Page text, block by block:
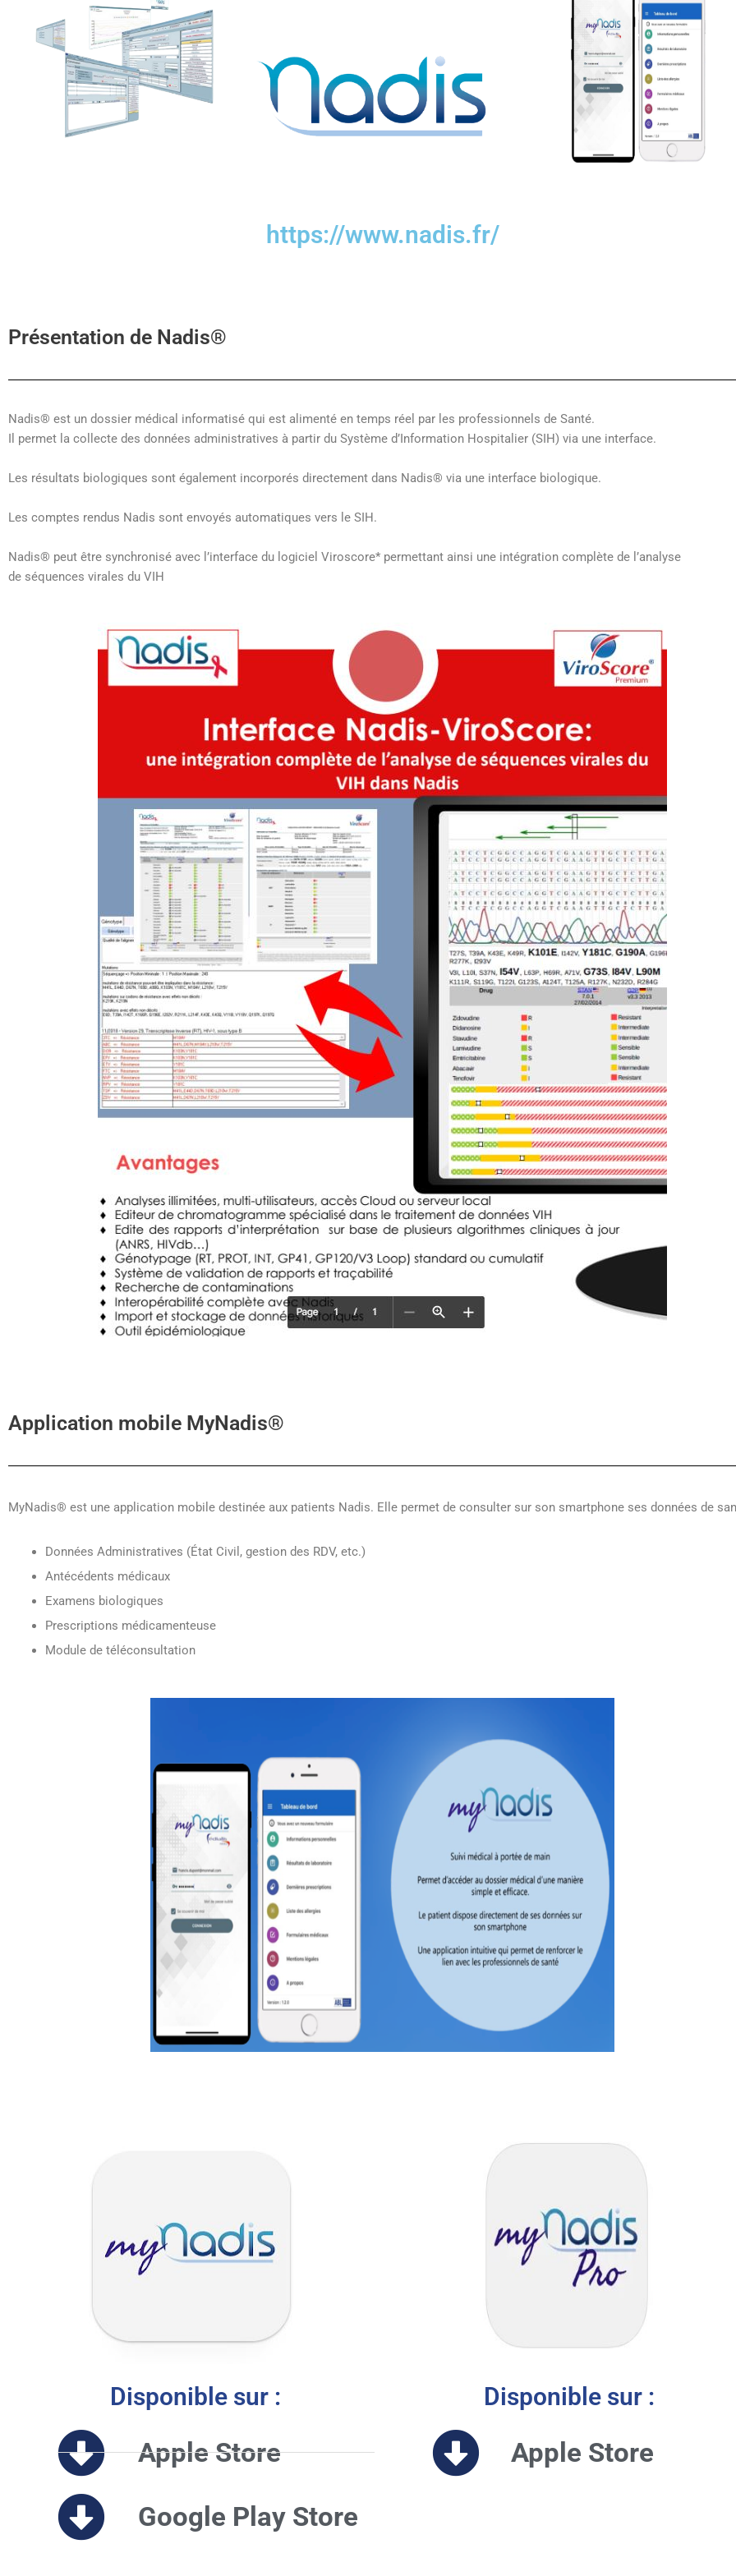
https://www.nadis.fr/
Présentation de Nadis®
Nadis® est un dossier médical informatisé qui est alimenté en temps réel par les professionnels de Santé.
Il permet la collecte des données administratives à partir du Système d’Information Hospitalier (SIH) via une interface.
Les résultats biologiques sont également incorporés directement dans Nadis® via une interface biologique.
Les comptes rendus Nadis sont envoyés automatiques vers le SIH.
Nadis® peut être synchronisé avec l’interface du logiciel Viroscore* permettant ainsi une intégration complète de l’analyse
de séquences virales du VIH
Application mobile MyNadis®
MyNadis® est une application mobile destinée aux patients Nadis. Elle permet de consulter sur son smartphone ses données de
Données Administratives (État Civil, gestion des RDV, etc.)
Antécédents médicaux
Examens biologiques
Prescriptions médicamenteuse
Module de téléconsultation
Disponible sur :
Apple Store
Google Play Store
Disponible sur :
Apple Store